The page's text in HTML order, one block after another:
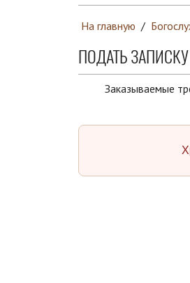
На главную /
ПОДАТЬ ЗАПИСКУ
Заказываемые